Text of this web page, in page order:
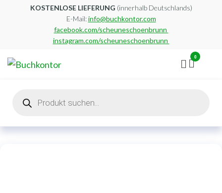
KOSTENLOSE LIEFERUNG (innerhalb Deutschlands)
E-Mail:info@buchkontor.com
facebook.com/scheuneschoenbrunn
instagram.com/scheuneschoenbrunn
0
search